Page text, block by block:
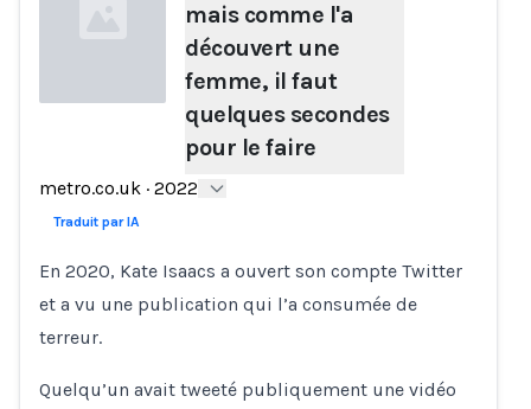
mais comme l'a
découvert une
femme, il faut
quelques secondes
pour le faire
metro.co.uk · 2022
Traduit par IA
En 2020, Kate Isaacs a ouvert son compte Twitter
et a vu une publication qui l’a consumée de
terreur.
Quelqu’un avait tweeté publiquement une vidéo